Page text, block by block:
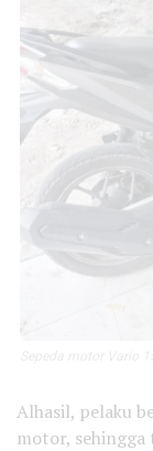
Alhasil, pelaku
motor, sehingga